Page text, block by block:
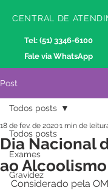
CENTRAL DE
Tel: (51) 3346-6100
Fale via WhatsApp
Post
Todos posts
Exames
Gravidez
Todos posts
Dia Nacional
ao Alcoolismo
18 de fev. de 20201 min de
Considerado pela